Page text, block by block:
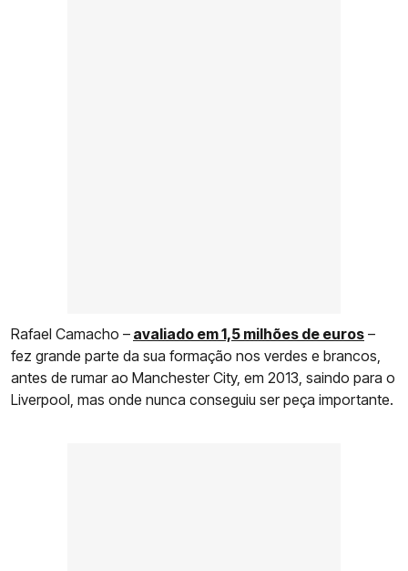
Rafael Camacho – avaliado em 1,5 milhões de euros –
fez grande parte da sua formação nos verdes e brancos,
antes de rumar ao Manchester City, em 2013, saindo para o
Liverpool, mas onde nunca conseguiu ser peça importante.